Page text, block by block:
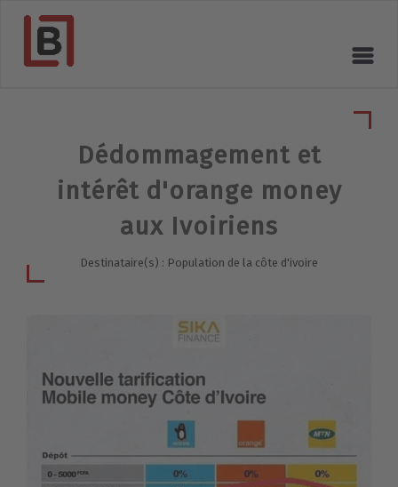
Dédommagement et
intérêt d'orange money
aux Ivoiriens
Destinataire(s) : Population de la côte d'ivoire